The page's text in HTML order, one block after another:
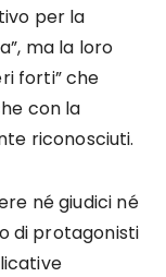
per la
ma la loro
forti” che
con la
riconosciuti.
né giudici né
di protagonisti